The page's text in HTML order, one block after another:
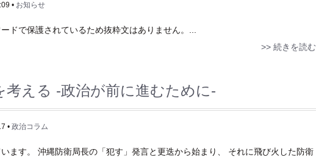
• お知らせ
ドで保護されているため抜粋文はありません。...
>> 続きを読む
考える -政治が前に進むために-
• 政治コラム
ます。 沖縄防衛局長の「犯す」発言と更迭から始まり、 それに飛び火した防衛